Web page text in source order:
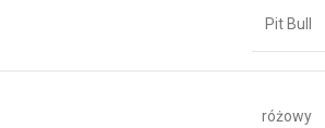
Pit Bull
różowy